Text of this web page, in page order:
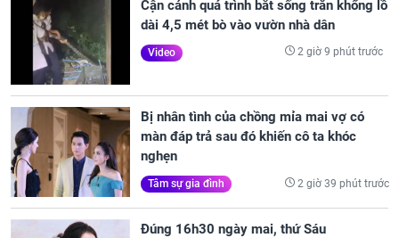
Cận cảnh quá trình bắt sống trăn khổng lồ
dài 4,5 mét bò vào vườn nhà dân
Video 2 giờ 9 phút trước
Bị nhân tình của chồng mỉa mai vợ có
màn đáp trả sau đó khiến cô ta khóc
nghẹn
Tâm sự gia đình 2 giờ 39 phút trước
Đúng 16h30 ngày mai, thứ Sáu